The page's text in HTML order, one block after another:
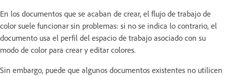
En los documentos que se acaban de crear, el flujo de trabajo de
color suele funcionar sin problemas: si no se indica lo contrario, el
documento usa el perfil del espacio de trabajo asociado con su
modo de color para crear y editar colores.
Sin embargo, puede que algunos documentos existentes no utilicen